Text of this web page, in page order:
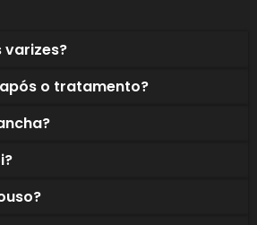
varizes?
o tratamento?